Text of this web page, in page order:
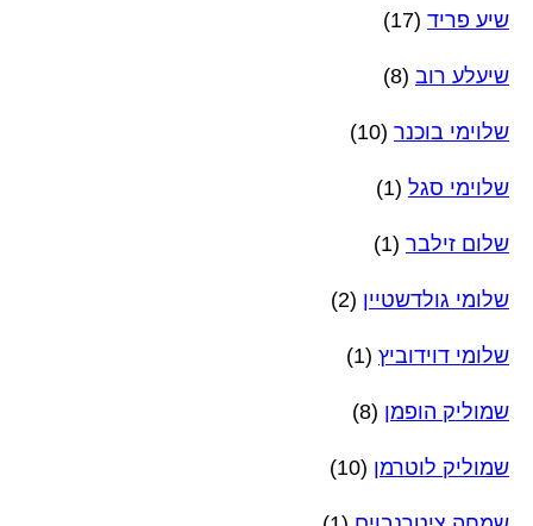
שיע פריד (17)
שיעלע רוב (8)
שלוימי בוכנר (10)
שלוימי סגל (1)
שלום זילבר (1)
שלומי גולדשטיין (2)
שלומי דוידוביץ (1)
שמוליק הופמן (8)
שמוליק לוטרמן (10)